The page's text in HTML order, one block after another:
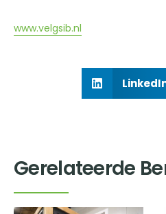
www.velgsib.nl
Gerelateerde